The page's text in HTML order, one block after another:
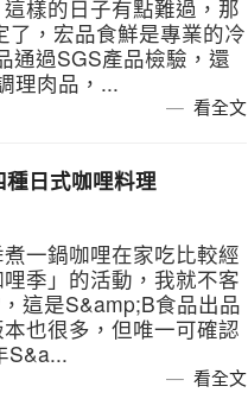
樣的日子有點難過，那
，宏品食鮮是專業的冷
通過SGS產品檢驗，還
理肉品，...
看全文
日式咖哩料理
一鍋咖哩在家吃比較經
季」的活動，我就不客
這是S&amp;B食品出品
也很多，但唯一可確認
S&a...
看全文